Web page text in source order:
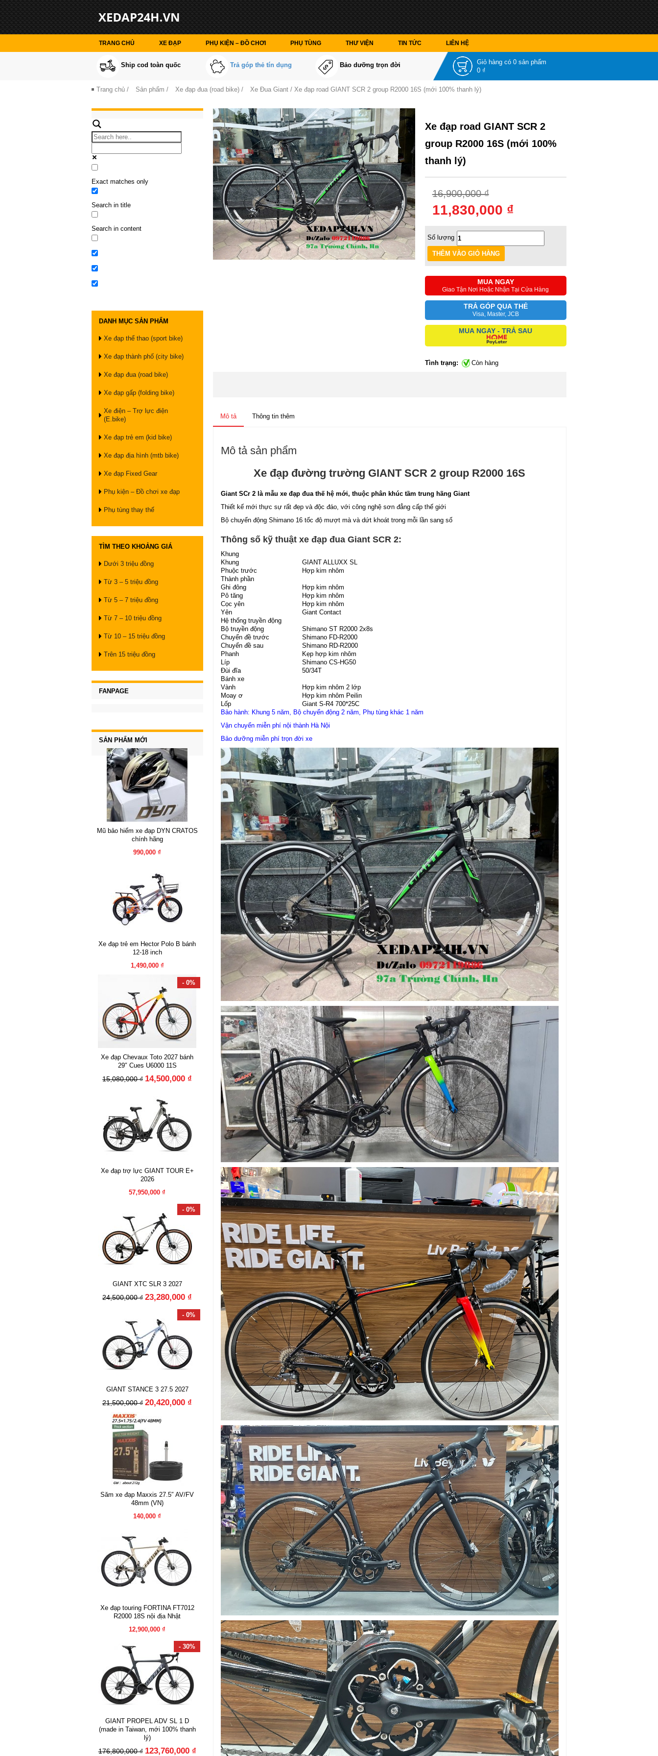
TRANG CHỦ XE ĐẠP PHỤ KIỆN – ĐỒ CHƠI PHỤ TÙNG THƯ VIỆN TIN TỨC LIÊN HỆ
Ship cod toàn quốc Trả góp thẻ tín dụng Bảo dưỡng trọn đời Giỏ hàng có 0 sản phẩm
0 ₫
Trang chủ / Sản phẩm / Xe đạp đua (road bike) / Xe Đua Giant / Xe đạp road GIANT SCR 2 group R2000 16S (mới 100% thanh lý)
Exact matches only
Search in title
Search in content
DANH MỤC SẢN PHẨM
Xe đạp thể thao (sport bike)
Xe đạp thành phố (city bike)
Xe đạp đua (road bike)
Xe đạp gấp (folding bike)
Xe điện – Trợ lực điện
(E.bike)
Xe đạp trẻ em (kid bike)
Xe đạp địa hình (mtb bike)
Xe đạp Fixed Gear
Phụ kiện – Đồ chơi xe đạp
Phụ tùng thay thế
TÌM THEO KHOẢNG GIÁ
Dưới 3 triệu đồng
Từ 3 – 5 triệu đồng
Từ 5 – 7 triệu đồng
Từ 7 – 10 triệu đồng
Từ 10 – 15 triệu đồng
Trên 15 triệu đồng
FANPAGE
SẢN PHẨM MỚI
Mũ bảo hiểm xe đạp DYN CRATOS
chính hãng
990,000 ₫
Xe đạp trẻ em Hector Polo B bánh
12-18 inch
1,490,000 ₫
- 0%
Xe đạp Chevaux Toto 2027 bánh
29″ Cues U6000 11S
15,080,000 ₫ 14,500,000 ₫
Xe đạp trợ lực GIANT TOUR E+
2026
57,950,000 ₫
- 0%
GIANT XTC SLR 3 2027
24,500,000 ₫ 23,280,000 ₫
- 0%
GIANT STANCE 3 27.5 2027
21,500,000 ₫ 20,420,000 ₫
Săm xe đạp Maxxis 27.5″ AV/FV
48mm (VN)
140,000 ₫
Xe đạp touring FORTINA FT7012
R2000 18S nội địa Nhật
12,900,000 ₫
- 30%
GIANT PROPEL ADV SL 1 D
(made in Taiwan, mới 100% thanh
lý)
176,800,000 ₫ 123,760,000 ₫
Xe đạp road GIANT SCR 2
group R2000 16S (mới 100%
thanh lý)
16,900,000 ₫
11,830,000 ₫
Số lượng
MUA NGAY
Giao Tận Nơi Hoặc Nhận Tại Cửa Hàng
TRẢ GÓP QUA THẺ
Visa, Master, JCB
MUA NGAY - TRẢ SAU
Tình trạng: Còn hàng
Mô tả Thông tin thêm
Mô tả sản phẩm
Xe đạp đường trường GIANT SCR 2 group R2000 16S
Giant SCr 2 là mẫu xe đạp đua thế hệ mới, thuộc phân khúc tầm trung hãng Giant
Thiết kế mới thực sự rất đẹp và độc đáo, với công nghệ sơn đẳng cấp thế giới
Bộ chuyển động Shimano 16 tốc độ mượt mà và dứt khoát trong mỗi lần sang số
Thông số kỹ thuật xe đạp đua Giant SCR 2:
Khung
Khung
GIANT ALLUXX SL
Phuộc trước
Hợp kim nhôm
Thành phần
Ghi đông
Hợp kim nhôm
Pô tăng
Hợp kim nhôm
Cọc yên
Hợp kim nhôm
Yên
Giant Contact
Hệ thống truyền động
Bộ truyền động
Shimano ST R2000 2x8s
Chuyển đề trước
Shimano FD-R2000
Chuyển đề sau
Shimano RD-R2000
Phanh
Kẹp hợp kim nhôm
Líp
Shimano CS-HG50
Đùi đĩa
50/34T
Bánh xe
Vành
Hợp kim nhôm 2 lớp
Moay ơ
Hợp kim nhôm Peilin
Lốp
Giant S-R4 700*25C
Bảo hành: Khung 5 năm, Bộ chuyển động 2 năm, Phụ tùng khác 1 năm
Vận chuyển miễn phí nội thành Hà Nội
Bảo dưỡng miễn phí trọn đời xe